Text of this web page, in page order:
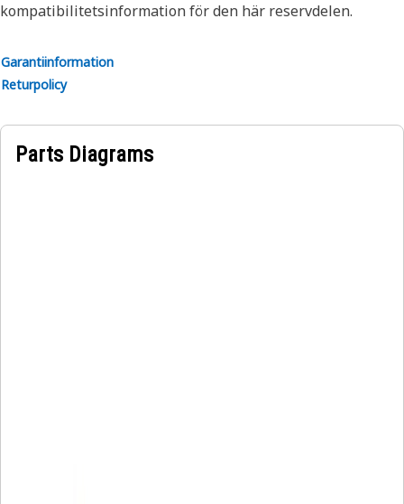
kompatibilitetsinformation för den här reservdelen.
Garantiinformation
Returpolicy
Parts Diagrams